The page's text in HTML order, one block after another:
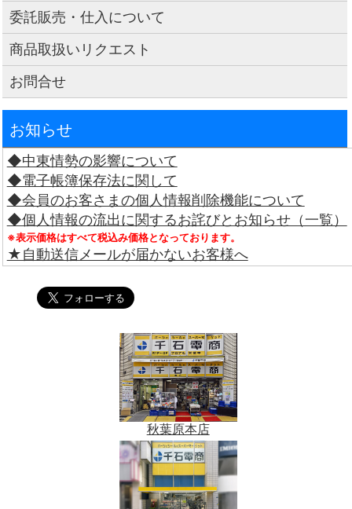
委託販売・仕入について
商品取扱いリクエスト
お問合せ
お知らせ
◆中東情勢の影響について
◆電子帳簿保存法に関して
◆会員のお客さまの個人情報削除機能について
◆個人情報の流出に関するお詫びとお知らせ（一覧）
※表示価格はすべて税込み価格となっております。
★自動送信メールが届かないお客様へ
秋葉原本店